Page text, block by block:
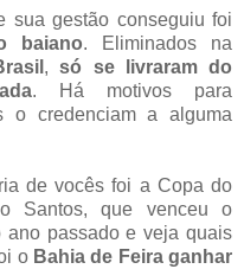
sua gestão conseguiu foi
baiano. Eliminados na
,só se livraram do
. Há motivos para
o credenciam a alguma
de vocês foi a Copa do
Santos, que venceu o
ano passado e veja quais
o Bahia de Feira ganhar